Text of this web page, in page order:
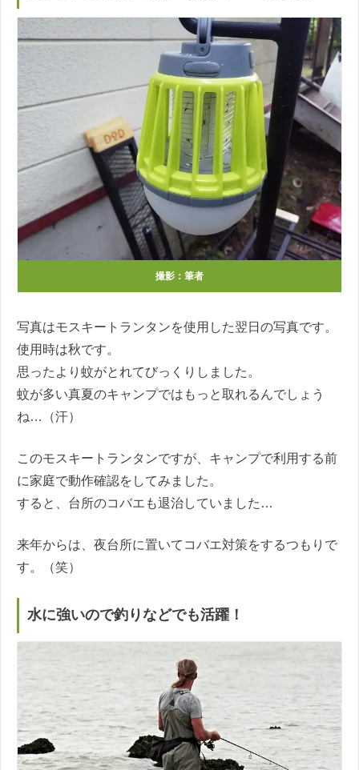
撮影：筆者
写真はモスキートランタンを使用した翌日の写真です。
使用時は秋です。
思ったより蚊がとれてびっくりしました。
蚊が多い真夏のキャンプではもっと取れるんでしょう
ね…（汗）
このモスキートランタンですが、キャンプで利用する前
に家庭で動作確認をしてみました。
すると、台所のコバエも退治していました…
来年からは、夜台所に置いてコバエ対策をするつもりで
す。（笑）
水に強いので釣りなどでも活躍！